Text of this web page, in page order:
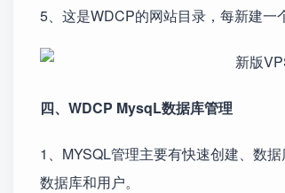
5、这是WDCP的网站目录，每新建一
四、WDCP MysqL数据库管理
1、MYSQL管理主要有快速创建、数
数据库和用户。